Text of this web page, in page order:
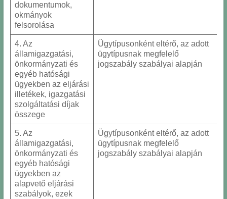
dokumentumok,
okmányok
felsorolása
4. Az
államigazgatási,
önkormányzati és
egyéb hatósági
ügyekben az eljárási
illetékek, igazgatási
szolgáltatási díjak
összege
Ügytípusonként eltérő, az adott
ügytípusnak megfelelő
jogszabály szabályai alapján
5. Az
államigazgatási,
önkormányzati és
egyéb hatósági
ügyekben az
alapvető eljárási
szabályok, ezek
Ügytípusonként eltérő, az adott
ügytípusnak megfelelő
jogszabály szabályai alapján